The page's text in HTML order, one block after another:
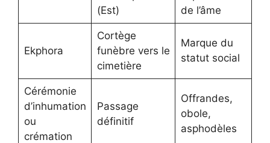
(Est)
de l’âme
Ekphora
Cortège
funèbre vers le
cimetière
Marque du
statut social
Cérémonie
d’inhumation
ou
crémation
Passage
définitif
Offrandes,
obole,
asphodèles